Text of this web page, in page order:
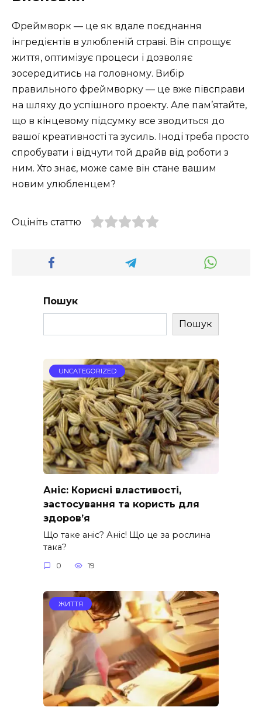
Фреймворк — це як вдале поєднання
інгредієнтів в улюбленій страві. Він спрощує
життя, оптимізує процеси і дозволяє
зосередитись на головному. Вибір
правильного фреймворку — це вже півсправи
на шляху до успішного проекту. Але пам’ятайте,
що в кінцевому підсумку все зводиться до
вашої креативності та зусиль. Іноді треба просто
спробувати і відчути той драйв від роботи з
ним. Хто знає, може саме він стане вашим
новим улюбленцем?
Оцініть статтю
Пошук
Пошук
UNCATEGORIZED
Аніс: Корисні властивості,
застосування та користь для
здоров’я
Що таке аніс? Аніс! Що це за рослина
така?
0 19
ЖИТТЯ